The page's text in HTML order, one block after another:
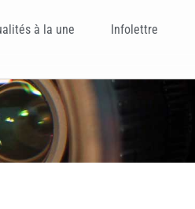
à la une Infolettre